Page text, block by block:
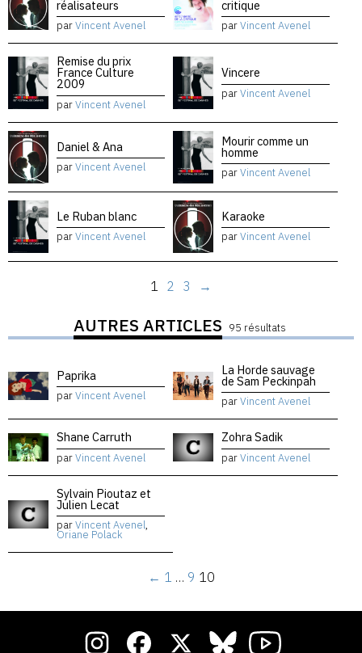
réalisateurs
parVincent Avenel
critique
parVincent Avenel
Remise du prix
France Culture
2009
parVincent Avenel
Vincere
parVincent Avenel
Daniel & Ana
parVincent Avenel
Mourir comme un
homme
parVincent Avenel
Le Ruban blanc
parVincent Avenel
Karaoke
parVincent Avenel
1 2 3 →
AUTRES ARTICLES 95 résultats
Paprika
parVincent Avenel
La Horde sauvage
de Sam Peckinpah
parVincent Avenel
Shane Carruth
parVincent Avenel
Zohra Sadik
parVincent Avenel
Sylvain Pioutaz et
Julien Lecat
parVincent Avenel,
Oriane Polack
← 1 … 9 10